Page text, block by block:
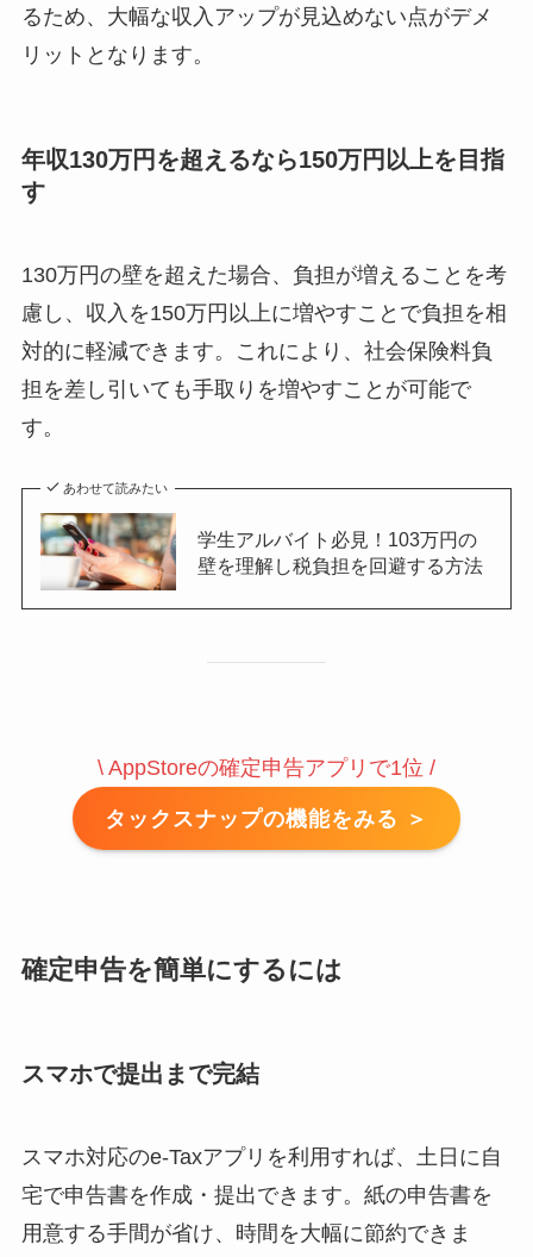
るため、大幅な収入アップが見込めない点がデメ
リットとなります。
年収130万円を超えるなら150万円以上を目指
す
130万円の壁を超えた場合、負担が増えることを考
慮し、収入を150万円以上に増やすことで負担を相
対的に軽減できます。これにより、社会保険料負
担を差し引いても手取りを増やすことが可能で
す。
あわせて読みたい
学生アルバイト必見！103万円の
壁を理解し税負担を回避する方法
\ AppStoreの確定申告アプリで1位 /
タックスナップの機能をみる ＞
確定申告を簡単にするには
スマホで提出まで完結
スマホ対応のe-Taxアプリを利用すれば、土日に自
宅で申告書を作成・提出できます。紙の申告書を
用意する手間が省け、時間を大幅に節約できま